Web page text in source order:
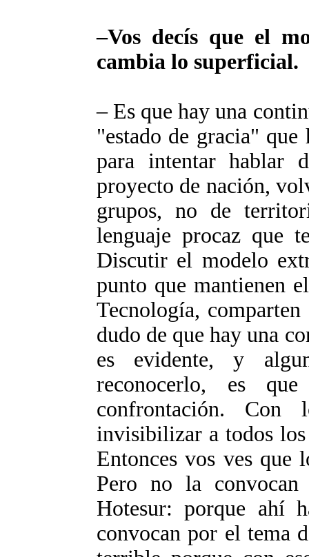
–Vos decís que el
cambia lo superficial.
– Es que hay una
"estado de gracia"
para intentar hablar
proyecto de nación,
grupos, no de
lenguaje procaz que
Discutir el modelo
punto que mantienen
Tecnología,
dudo de que hay una
es evidente, y
reconocerlo, es
confrontación.
invisibilizar a todos
Entonces vos ves que
Pero no la
Hotesur: porque ahí
convocan por el tema